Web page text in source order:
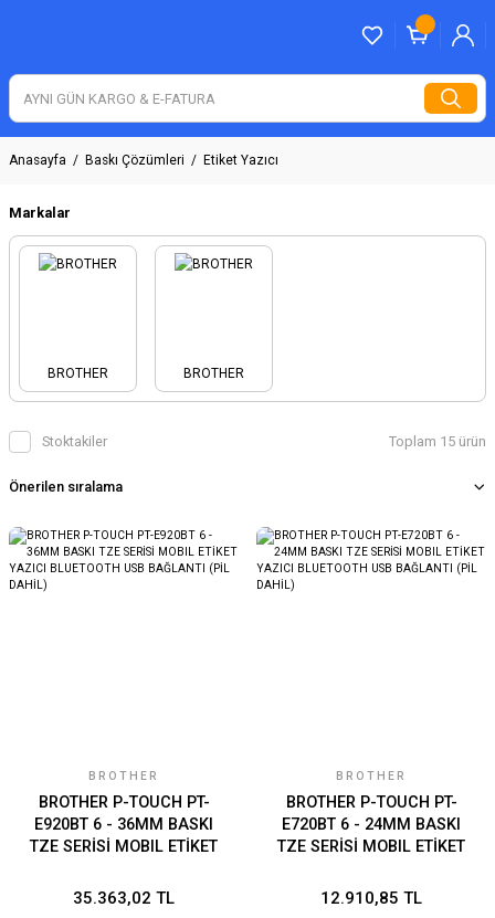
Anasayfa Baskı Çözümleri Etiket Yazıcı
Markalar
BROTHER BROTHER
Stoktakiler Toplam 15 ürün
BROTHER
BROTHER P-TOUCH PT-
E920BT 6 - 36MM BASKI
TZE SERİSİ MOBIL ETİKET
BAĞLANTI (PİL DAHİL)
35.363,02 TL
BROTHER
BROTHER P-TOUCH PT-
E720BT 6 - 24MM BASKI
TZE SERİSİ MOBIL ETİKET
BAĞLANTI (PİL DAHİL)
12.910,85 TL